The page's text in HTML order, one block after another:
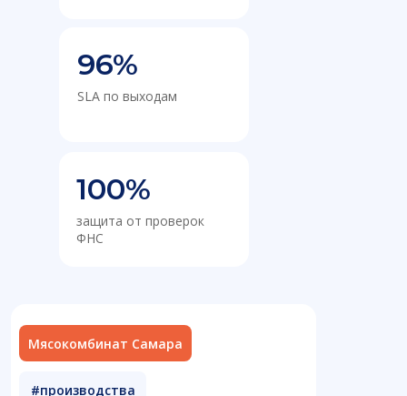
96%
SLA по выходам
100%
защита от проверок
ФНС
#производства
Мясокомбинат Самара